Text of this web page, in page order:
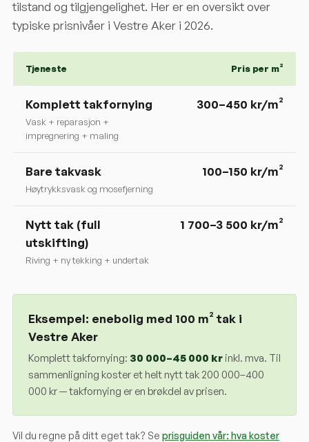
tilstand og tilgjengelighet. Her er en oversikt over
typiske prisnivåer i Vestre Aker i 2026.
Tjeneste Pris per m²
Komplett takfornying
Vask + reparasjon +
impregnering + maling
300–450 kr/m²
Bare takvask
Høytrykksvask og mosefjerning
100–150 kr/m²
Nytt tak (full
utskifting)
Riving + ny tekking + undertak
1 700–3 500 kr/m²
Eksempel: enebolig med 100 m² tak i
Vestre Aker
Komplett takfornying: 30 000–45 000 kr inkl. mva. Til
sammenligning koster et helt nytt tak 200 000–400
000 kr — takfornying er en brøkdel av prisen.
Vil du regne på ditt eget tak? Se prisguiden vår: hva koster